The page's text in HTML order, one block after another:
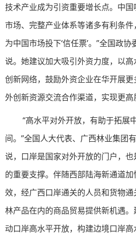
技术产业成为引资重要增长点。中
市场、完整产业体系等诸多有利条
为中国市场投下‘信任票’。”全国政
说。她建议加大吸引外资力度，以
创新网络，鼓励外资企业在华开展
外创新资源交流合作渠道，实现更高
“高水平对外开放，有助于拓展
间。”全国人大代表、广西林业集团
说，口岸是国家对外开放的门户，
的重要支撑。伴随西部陆海新通道加
效，经广西口岸通关的人员和货物
林产品在内的商品贸易提供新机遇
动口岸高水平开放，构建边境口岸